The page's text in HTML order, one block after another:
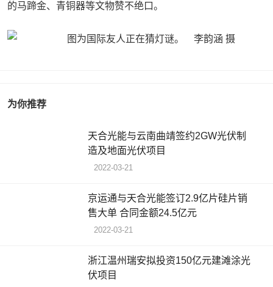
的马蹄金、青铜器等文物赞不绝口。
为你推荐
天合光能与云南曲靖签约2GW光伏制
造及地面光伏项目
2022-03-21
京运通与天合光能签订2.9亿片硅片销
售大单 合同金额24.5亿元
2022-03-21
浙江温州瑞安拟投资150亿元建滩涂光
伏项目